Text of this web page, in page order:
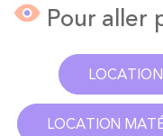
Pour aller
LOCATION